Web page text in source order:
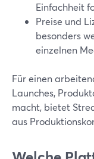
Einfachheit
Preise und
besonders
einzelnen
Für einen
Launches,
macht, bietet
aus